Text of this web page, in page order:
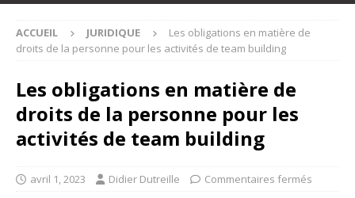
ACCUEIL JURIDIQUE
Les obligations en matière de
droits de la personne pour les activités de team building
Les obligations en matière de
droits de la personne pour les
activités de team building
avril 1, 2023 Didier Dutreille Commentaires fermés